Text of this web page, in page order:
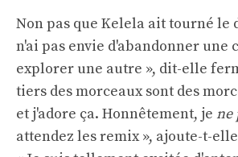
Non pas que Kelela ait tourné le
n'ai pas envie d'abandonner une
explorer une autre », dit-elle
tiers des morceaux sont des
et j'adore ça. Honnêtement, je ne
attendez les remix », ajoute-t-